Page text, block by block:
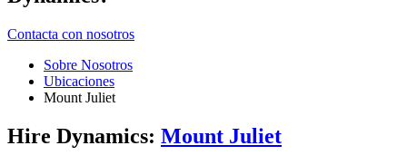
Contacta con nosotros
Sobre Nosotros
Ubicaciones
Mount Juliet
Hire Dynamics: Mount Juliet